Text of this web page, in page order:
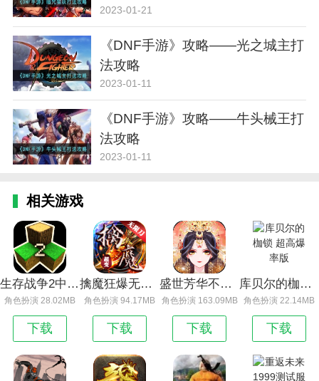
2023-01-21
《DNF手游》攻略——光之城主打
法攻略
2023-01-11
《DNF手游》攻略——牛头械王打
法攻略
2023-01-11
相关游戏
生存战争2中文版
角色扮演 28.02MB
下载
擒魔狂爆无限刀 正式版下载
角色扮演 94.17MB
下载
盛世芳华不氪金版
角色扮演 163.09MB
下载
库贝尔的枷锁 超高爆率版
角色扮演 22.14MB
下载